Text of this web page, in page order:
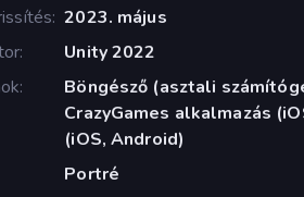
2023. május
Unity 2022
Böngésző (asztali
CrazyGames alkalmazás
(iOS, Android)
Portré